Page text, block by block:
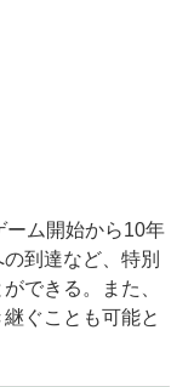
ム開始から10年
到達など、特別
できる。また、
ぐことも可能と